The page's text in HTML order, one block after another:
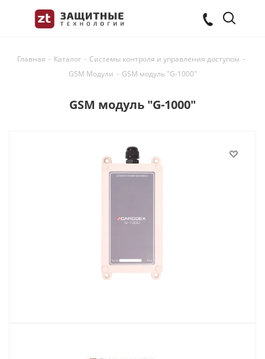
Главная - Каталог - Системы контроля и управления доступом -
GSM Модули - GSM модуль "G-1000"
GSM модуль "G-1000"